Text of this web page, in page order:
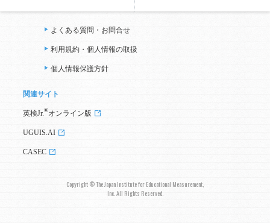
よくある質問・お問合せ
利用規約・個人情報の取扱
個人情報保護方針
関連サイト
英検Jr. ®オンライン版
UGUIS.AI
CASEC
Copyright © The Japan Institute for Educational Measurement,
Inc. All Rights Reserved.